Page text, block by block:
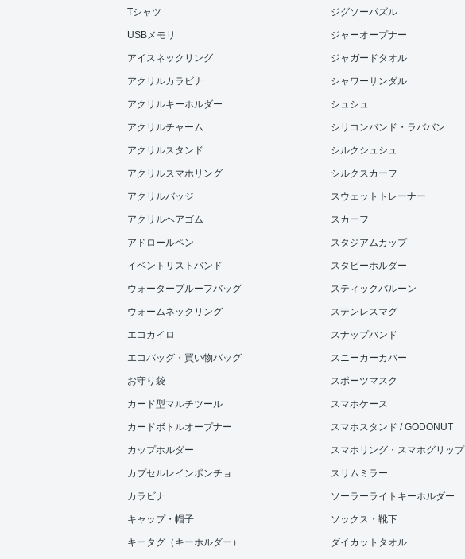
Tシャツ
USBメモリ
アイスネックリング
アクリルカラビナ
アクリルキーホルダー
アクリルチャーム
アクリルスタンド
アクリルスマホリング
アクリルバッジ
アクリルヘアゴム
アドロールペン
イベントリストバンド
ウォータープルーフバッグ
ウォームネックリング
エコカイロ
エコバッグ・買い物バッグ
お守り袋
カード型マルチツール
カードボトルオープナー
カップホルダー
カプセルレインポンチョ
カラビナ
キャップ・帽子
キータグ（キーホルダー）
ジグソーパズル
ジャーオープナー
ジャガードタオル
シャワーサンダル
シュシュ
シリコンバンド・ラババン
シルクシュシュ
シルクスカーフ
スウェットトレーナー
スカーフ
スタジアムカップ
スタビーホルダー
スティックバルーン
ステンレスマグ
スナップバンド
スニーカーカバー
スポーツマスク
スマホケース
スマホスタンド / GODONUT
スマホリング・スマホグリップ
スリムミラー
ソーラーライトキーホルダー
ソックス・靴下
ダイカットタオル